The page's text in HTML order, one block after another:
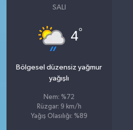
SALI
4°
Bölgesel düzensiz yağmur
yağışlı
Nem: %72
Rüzgar: 9 km/h
Yağış Olasılığı: %89